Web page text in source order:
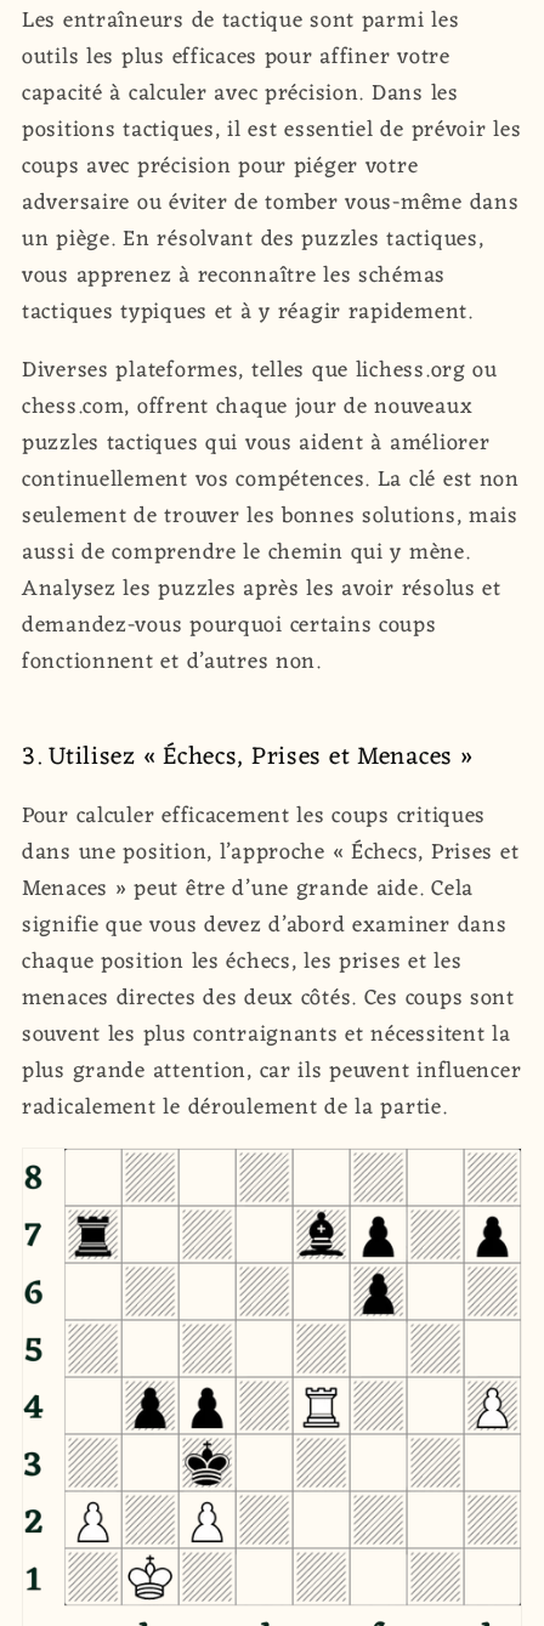
Les entraîneurs de tactique sont parmi les
outils les plus efficaces pour affiner votre
capacité à calculer avec précision. Dans les
positions tactiques, il est essentiel de prévoir les
coups avec précision pour piéger votre
adversaire ou éviter de tomber vous-même dans
un piège. En résolvant des puzzles tactiques,
vous apprenez à reconnaître les schémas
tactiques typiques et à y réagir rapidement.
Diverses plateformes, telles que lichess.org ou
chess.com, offrent chaque jour de nouveaux
puzzles tactiques qui vous aident à améliorer
continuellement vos compétences. La clé est non
seulement de trouver les bonnes solutions, mais
aussi de comprendre le chemin qui y mène.
Analysez les puzzles après les avoir résolus et
demandez-vous pourquoi certains coups
fonctionnent et d’autres non.
3. Utilisez « Échecs, Prises et Menaces »
Pour calculer efficacement les coups critiques
dans une position, l’approche « Échecs, Prises et
Menaces » peut être d’une grande aide. Cela
signifie que vous devez d’abord examiner dans
chaque position les échecs, les prises et les
menaces directes des deux côtés. Ces coups sont
souvent les plus contraignants et nécessitent la
plus grande attention, car ils peuvent influencer
radicalement le déroulement de la partie.